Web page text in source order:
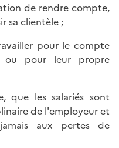
de rendre compte,
sa clientèle ;
pour le compte
ou pour leur propre
que les salariés sont
de l'employeur et
aux pertes de